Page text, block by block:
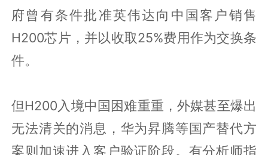
府曾有条件批准英伟达向中国客户销售
H200芯片，并以收取25%费用作为交换条
件。
但H200入境中国困难重重，外媒甚至爆出
无法清关的消息，华为昇腾等国产替代方
案则加速进入客户验证阶段。有分析师指